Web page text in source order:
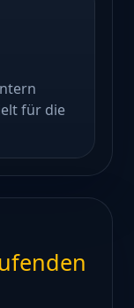
für die